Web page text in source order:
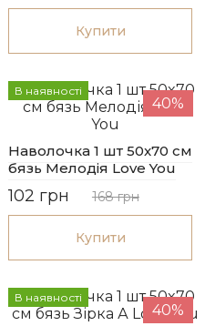
Купити
В наявності
40%
Наволочка 1 шт 50x70 см
бязь Мелодія Love You
102 грн 168 грн
Купити
В наявності
40%